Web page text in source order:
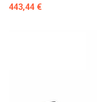
Prezzo
443,44 €